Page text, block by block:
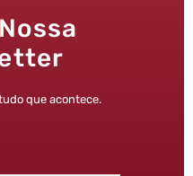
que acontece.